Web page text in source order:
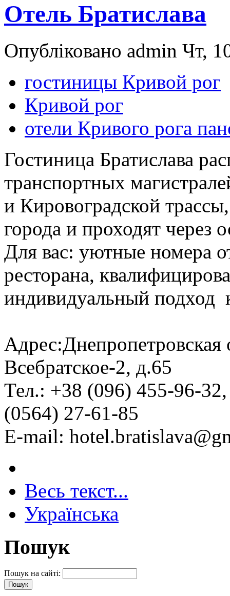
Отель Братислава
Опубліковано admin Чт,
гостиницы Кривой рог
Кривой рог
отели Кривого рога
Гостиница Братислава
транспортных
и Кировоградской
города и проходят через
Для вас: уютные номера
ресторана,
индивидуальный подход
Всебратское-2, д.65
Тел.: +38 (096) 455-96-
(0564) 27-61-85
Е-mail:
Весь текст...
Українська
Пошук
Пошук на сайті: